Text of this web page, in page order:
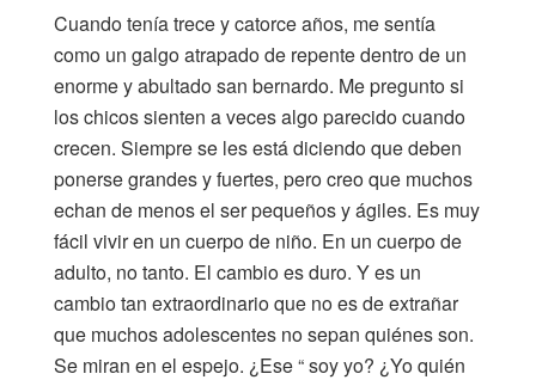
Cuando tenía trece y catorce años, me sentía
como un galgo atrapado de repente dentro de un
enorme y abultado san bernardo. Me pregunto si
los chicos sienten a veces algo parecido cuando
crecen. Siempre se les está diciendo que deben
ponerse grandes y fuertes, pero creo que muchos
echan de menos el ser pequeños y ágiles. Es muy
fácil vivir en un cuerpo de niño. En un cuerpo de
adulto, no tanto. El cambio es duro. Y es un
cambio tan extraordinario que no es de extrañar
que muchos adolescentes no sepan quiénes son.
Se miran en el espejo. ¿Ese “ soy yo? ¿Yo quién